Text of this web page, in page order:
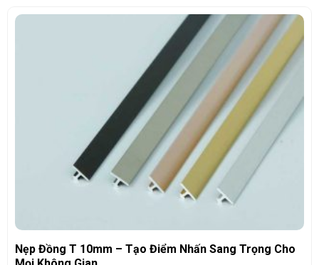
Nẹp Đồng T 10mm – Tạo Điểm Nhấn Sang Trọng Cho